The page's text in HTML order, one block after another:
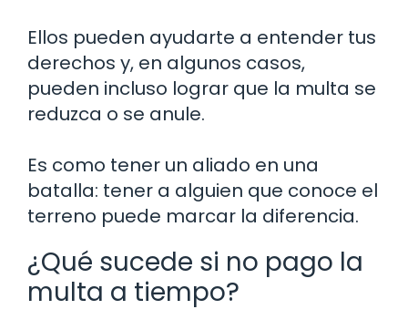
Ellos pueden ayudarte a entender tus
derechos y, en algunos casos,
pueden incluso lograr que la multa se
reduzca o se anule.
Es como tener un aliado en una
batalla: tener a alguien que conoce el
terreno puede marcar la diferencia.
¿Qué sucede si no pago la
multa a tiempo?